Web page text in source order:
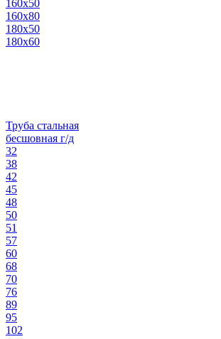
160х50
160х80
180х50
180х60
Труба стальная
бесшовная г/д
32
38
42
45
48
50
51
57
60
68
70
76
89
95
102